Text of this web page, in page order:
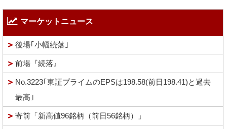
マーケットニュース
後場｢小幅続落｣
前場『続落』
No.3223｢東証プライムのEPSは198.58(前日198.41)と過去
最高｣
寄前「新高値96銘柄（前日56銘柄）」